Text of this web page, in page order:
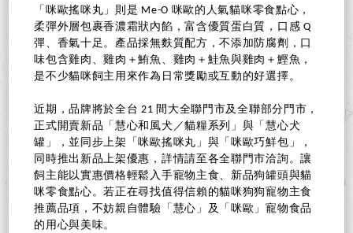
「咪歐搖咪丸」則是 Me-O 咪歐的人氣貓咪零食點心，
柔彈外層包裹香濃霜狀內餡，富含優質蛋白質，口感 Q
彈、香氣十足。產品採無麩質配方，不添加防腐劑，口
味包含雞肉、雞肉＋鮪魚、雞肉＋鮭魚與雞肉＋鰹魚，
是不少貓咪飼主用來作為日常獎勵或互動的好選擇。
近期，品牌將於全台 21 間大全聯門市及全聯部分門市，
正式開賣新品「慧心和風犬／貓糧系列」與「慧心犬
罐」，並同步上架「咪歐搖咪丸」與「咪歐巧鮮包」，
同時推出新品上架優惠，詳情請至各全聯門市洽詢。讓
飼主能以實惠價格輕鬆入手寵物主食、新品狗罐頭與貓
咪零食點心。若正在尋找值得信賴的貓咪狗狗寵物主食
推薦品項，不妨親自體驗「慧心」及「咪歐」寵物食品
的用心與美味。